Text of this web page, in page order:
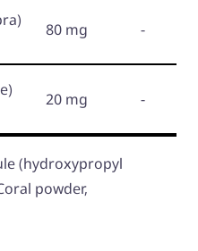
80 mg -
20 mg -
(hydroxypropyl
powder,